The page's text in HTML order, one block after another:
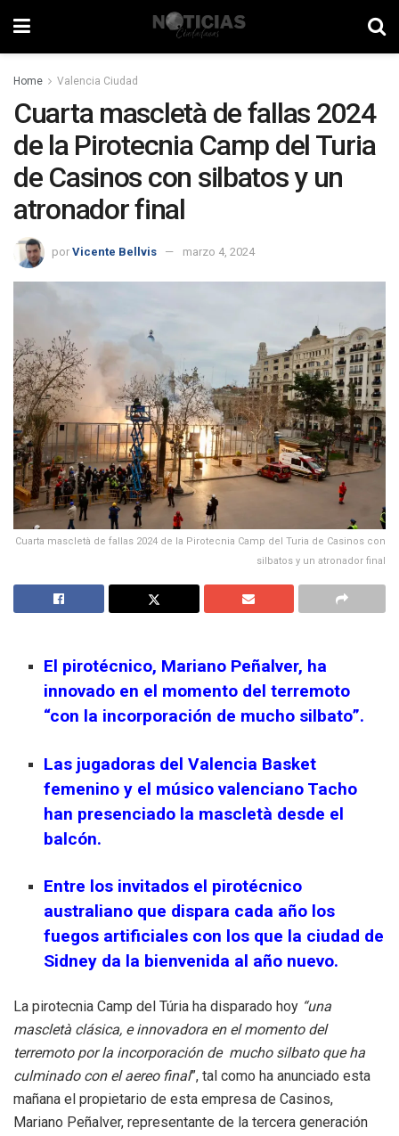
Home Valencia Ciudad
Cuarta mascletà de fallas 2024
de la Pirotecnia Camp del Turia
de Casinos con silbatos y un
atronador final
por Vicente Bellvis marzo 4, 2024
Cuarta mascletà de fallas 2024 de la Pirotecnia Camp del Turia de Casinos con
silbatos y un atronador final
El pirotécnico, Mariano Peñalver, ha
innovado en el momento del terremoto
“con la incorporación de mucho silbato”.
Las jugadoras del Valencia Basket
femenino y el músico valenciano Tacho
han presenciado la mascletà desde el
balcón.
Entre los invitados el pirotécnico
australiano que dispara cada año los
fuegos artificiales con los que la ciudad de
Sidney da la bienvenida al año nuevo.
La pirotecnia Camp del Túria ha disparado hoy “una
mascletà clásica, e innovadora en el momento del
terremoto por la incorporación de mucho silbato que ha
culminado con el aereo final”, tal como ha anunciado esta
mañana el propietario de esta empresa de Casinos,
Mariano Peñalver, representante de la tercera generación